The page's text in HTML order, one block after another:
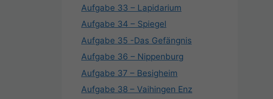
Aufgabe 33 – Lapidarium
Aufgabe 34 – Spiegel
Aufgabe 35 -Das Gefängnis
Aufgabe 36 – Nippenburg
Aufgabe 37 – Besigheim
Aufgabe 38 – Vaihingen Enz